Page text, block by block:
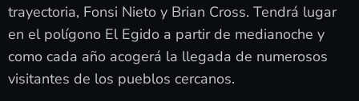
trayectoria, Fonsi Nieto y Brian Cross. Tendrá lugar
en el polígono El Egido a partir de medianoche y
como cada año acogerá la llegada de numerosos
visitantes de los pueblos cercanos.